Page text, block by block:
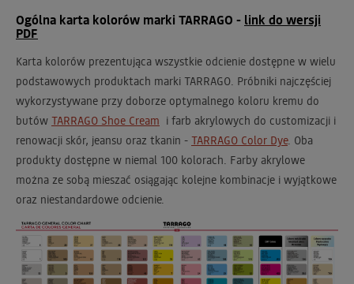
Ogólna karta kolorów marki TARRAGO - link do wersji
PDF
Karta kolorów prezentująca wszystkie odcienie dostępne w wielu
podstawowych produktach marki TARRAGO. Próbniki najczęściej
wykorzystywane przy doborze optymalnego koloru kremu do
butów TARRAGO Shoe Cream i farb akrylowych do customizacji i
renowacji skór, jeansu oraz tkanin - TARRAGO Color Dye. Oba
produkty dostępne w niemal 100 kolorach. Farby akrylowe
można ze sobą mieszać osiągając kolejne kombinacje i wyjątkowe
oraz niestandardowe odcienie.